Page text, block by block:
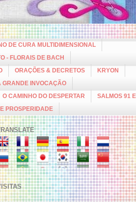
DE CURA MULTIDIMENSIONAL
- FLORAIS DE BACH
ORAÇÕES & DECRETOS
KRYON
GRANDE INVOCAÇÃO
O CAMINHO DO DESPERTAR
SALMOS 91
PROSPERIDADE